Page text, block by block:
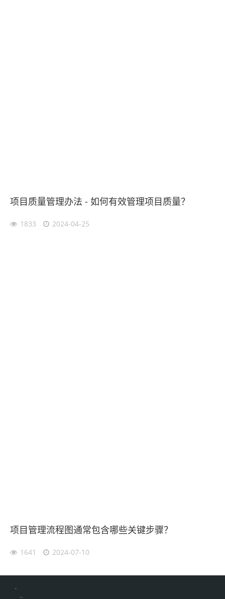
项目质量管理办法 - 如何有效管理项目质量？
1833 2024-04-25
项目管理流程图通常包含哪些关键步骤？
1641 2024-07-10